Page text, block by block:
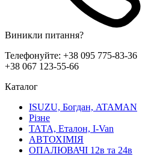
Виникли питання?
Телефонуйте: +38 095 775-83-36
+38 067 123-55-66
Каталог
ISUZU, Богдан, ATAMAN
Різне
ТАТА, Еталон, I-Van
АВТОХІМІЯ
ОПАЛЮВАЧІ 12в та 24в